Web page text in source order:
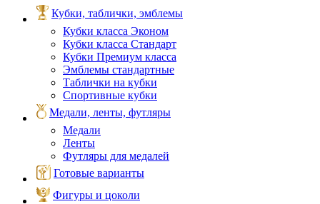
Кубки, таблички, эмблемы
Кубки класса Эконом
Кубки класса Стандарт
Кубки Премиум класса
Эмблемы стандартные
Таблички на кубки
Спортивные кубки
Медали, ленты, футляры
Медали
Ленты
Футляры для медалей
Готовые варианты
Фигуры и цоколи